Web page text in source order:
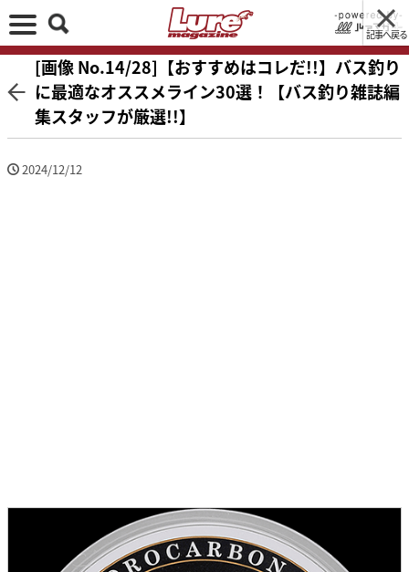
記事へ戻る
[画像 No.14/28]【おすすめはコレだ!!】バス釣り
に最適なオススメライン30選！【バス釣り雑誌編
集スタッフが厳選!!】
2024/12/12